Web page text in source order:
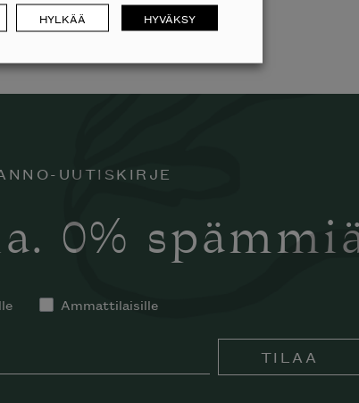
UUTISKIRJE
0%
Ammattilaisille
TILAA
HYLKÄÄ HYVÄKSY